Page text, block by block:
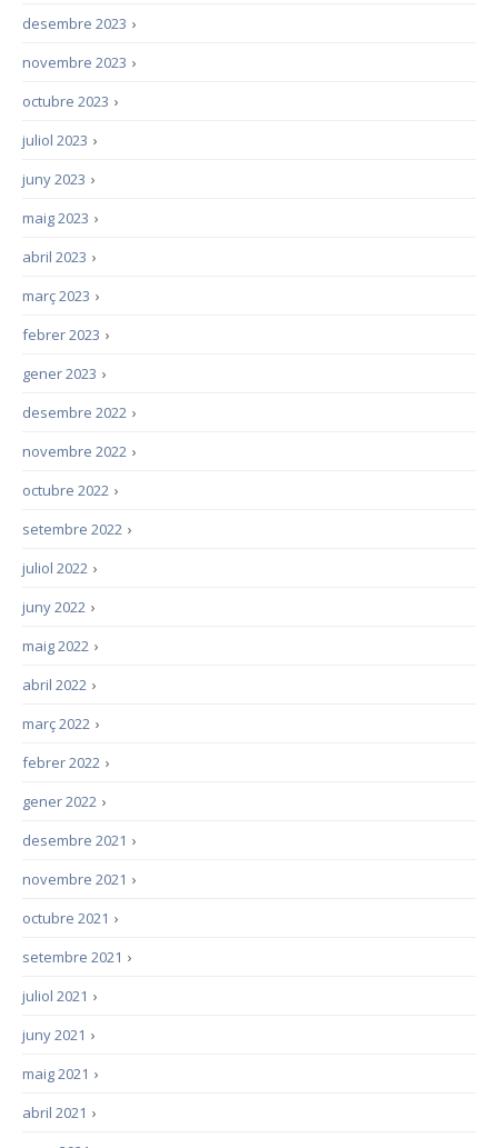
›
desembre 2023
›
novembre 2023
›
octubre 2023
›
juliol 2023
›
juny 2023
›
maig 2023
›
abril 2023
›
març 2023
›
febrer 2023
›
gener 2023
›
desembre 2022
›
novembre 2022
›
octubre 2022
›
setembre 2022
›
juliol 2022
›
juny 2022
›
maig 2022
›
abril 2022
›
març 2022
›
febrer 2022
›
gener 2022
›
desembre 2021
›
novembre 2021
›
octubre 2021
›
setembre 2021
›
juliol 2021
›
juny 2021
›
maig 2021
›
abril 2021